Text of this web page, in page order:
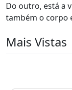
Do outro, está a
também o corpo
Mais Vistas